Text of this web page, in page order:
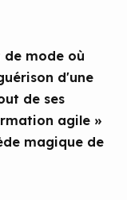
de mode où
d'une
de ses
agile »
magique de